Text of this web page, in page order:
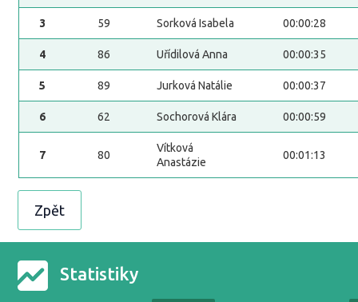
3 59 Sorková Isabela 00:00:28
4 86 Uřídilová Anna 00:00:35
5 89 Jurková Natálie 00:00:37
6 62 Sochorová Klára 00:00:59
7 80
Vítková
Anastázie
00:01:13
Zpět
Statistiky